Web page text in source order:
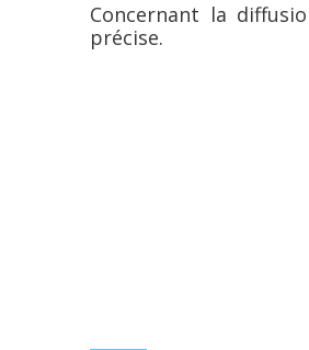
Concernant la
précise.